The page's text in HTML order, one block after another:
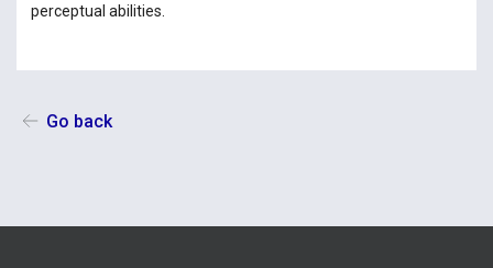
perceptual abilities.
Go back